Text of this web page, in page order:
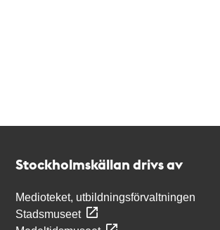
Stockholmskällan drivs av
Medioteket, utbildningsförvaltningen
Stadsmuseet